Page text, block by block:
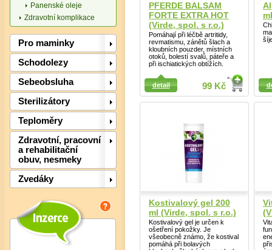
Panenské oleje
Zdravotní komplikace
Pro maminky
Schodolezy
Sebeobsluha
Sterilizátory
Teploměry
Zdravotní, pracovní
a rehabilitační
obuv, nesmeky
Zvedáky
PFERDE BALSAM
FORTE EXTRA HOT
(Virde, spol. s r.o.)
Pomáhají při léčbě artritidy,
revmatismu, zánětů šlach a
kloubních pouzder, místních
otoků, bolestí svalů, páteře a
při ischiatických obtížích.
99 Kč
detail
Detail
Detail
Kostivalový gel 200
ml (Virde, spol. s r.o.)
Kostivalový gel je určen k
ošetření pokožky. Je
všeobecně známo, že kostival
pomáhá při bolavých